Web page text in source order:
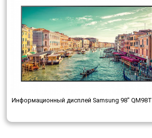
Информационный дисплей Samsung 98" QM98T